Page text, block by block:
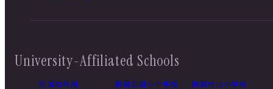
University-Affiliated Schools
附属幼稚園 附属京都小中学校
附属桃山小学校